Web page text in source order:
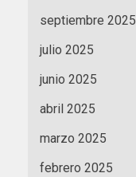
septiembre 2025
julio 2025
junio 2025
abril 2025
marzo 2025
febrero 2025